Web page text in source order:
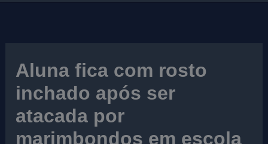
Aluna fica com rosto
inchado após ser
atacada por
marimbondos em escola